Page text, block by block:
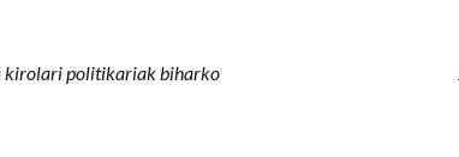
kirolari politikariak biharko